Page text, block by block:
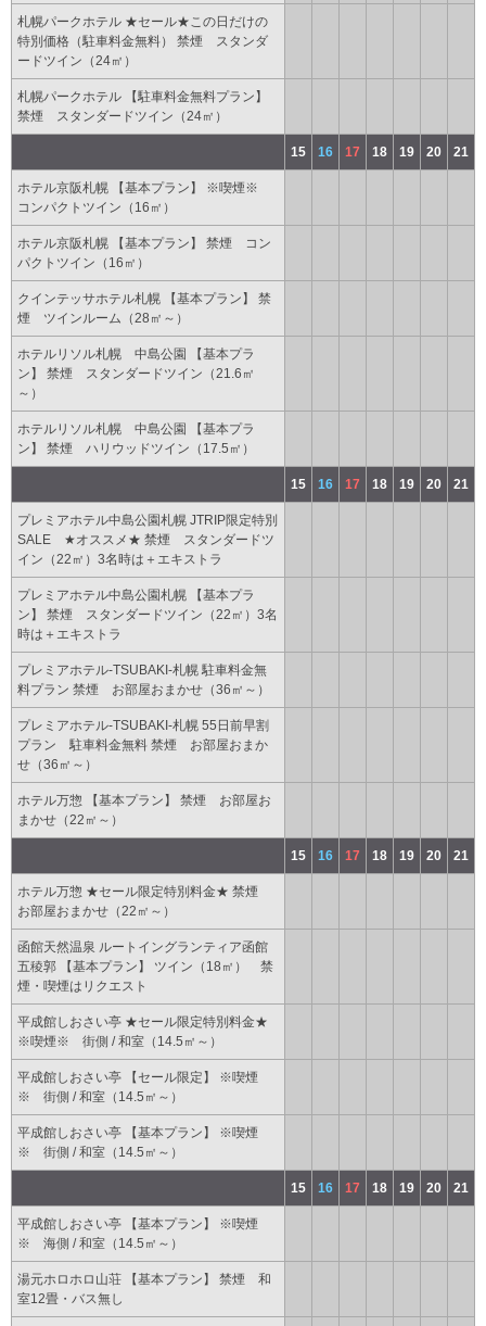
札幌パークホテル ★セール★この日だけの
特別価格（駐車料金無料） 禁煙 スタンダ
ードツイン（24㎡）
札幌パークホテル 【駐車料金無料プラン】
禁煙 スタンダードツイン（24㎡）
15 16 17 18 19 20 21
ホテル京阪札幌 【基本プラン】 ※喫煙※
コンパクトツイン（16㎡）
ホテル京阪札幌 【基本プラン】 禁煙 コン
パクトツイン（16㎡）
クインテッサホテル札幌 【基本プラン】 禁
煙 ツインルーム（28㎡～）
ホテルリソル札幌 中島公園 【基本プラ
ン】 禁煙 スタンダードツイン（21.6㎡
～）
ホテルリソル札幌 中島公園 【基本プラ
ン】 禁煙 ハリウッドツイン（17.5㎡）
15 16 17 18 19 20 21
プレミアホテル中島公園札幌 JTRIP限定特別
SALE ★オススメ★ 禁煙 スタンダードツ
イン（22㎡）3名時は＋エキストラ
プレミアホテル中島公園札幌 【基本プラ
ン】 禁煙 スタンダードツイン（22㎡）3名
時は＋エキストラ
プレミアホテル-TSUBAKI-札幌 駐車料金無
料プラン 禁煙 お部屋おまかせ（36㎡～）
プレミアホテル-TSUBAKI-札幌 55日前早割
プラン 駐車料金無料 禁煙 お部屋おまか
せ（36㎡～）
ホテル万惣 【基本プラン】 禁煙 お部屋お
まかせ（22㎡～）
15 16 17 18 19 20 21
ホテル万惣 ★セール限定特別料金★ 禁煙
お部屋おまかせ（22㎡～）
函館天然温泉 ルートイングランティア函館
五稜郭 【基本プラン】 ツイン（18㎡） 禁
煙・喫煙はリクエスト
平成館しおさい亭 ★セール限定特別料金★
※喫煙※ 街側 / 和室（14.5㎡～）
平成館しおさい亭 【セール限定】 ※喫煙
※ 街側 / 和室（14.5㎡～）
平成館しおさい亭 【基本プラン】 ※喫煙
※ 街側 / 和室（14.5㎡～）
15 16 17 18 19 20 21
平成館しおさい亭 【基本プラン】 ※喫煙
※ 海側 / 和室（14.5㎡～）
湯元ホロホロ山荘 【基本プラン】 禁煙 和
室12畳・バス無し